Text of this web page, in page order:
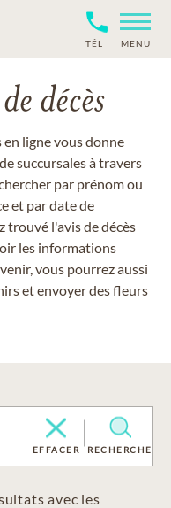
TÉL MENU
décès
en ligne vous donne
succursales à travers
par prénom ou
et par date de
trouvé l'avis de décès
les informations
vous pourrez aussi
et envoyer des fleurs
EFFACER RECHERCHE
avec les